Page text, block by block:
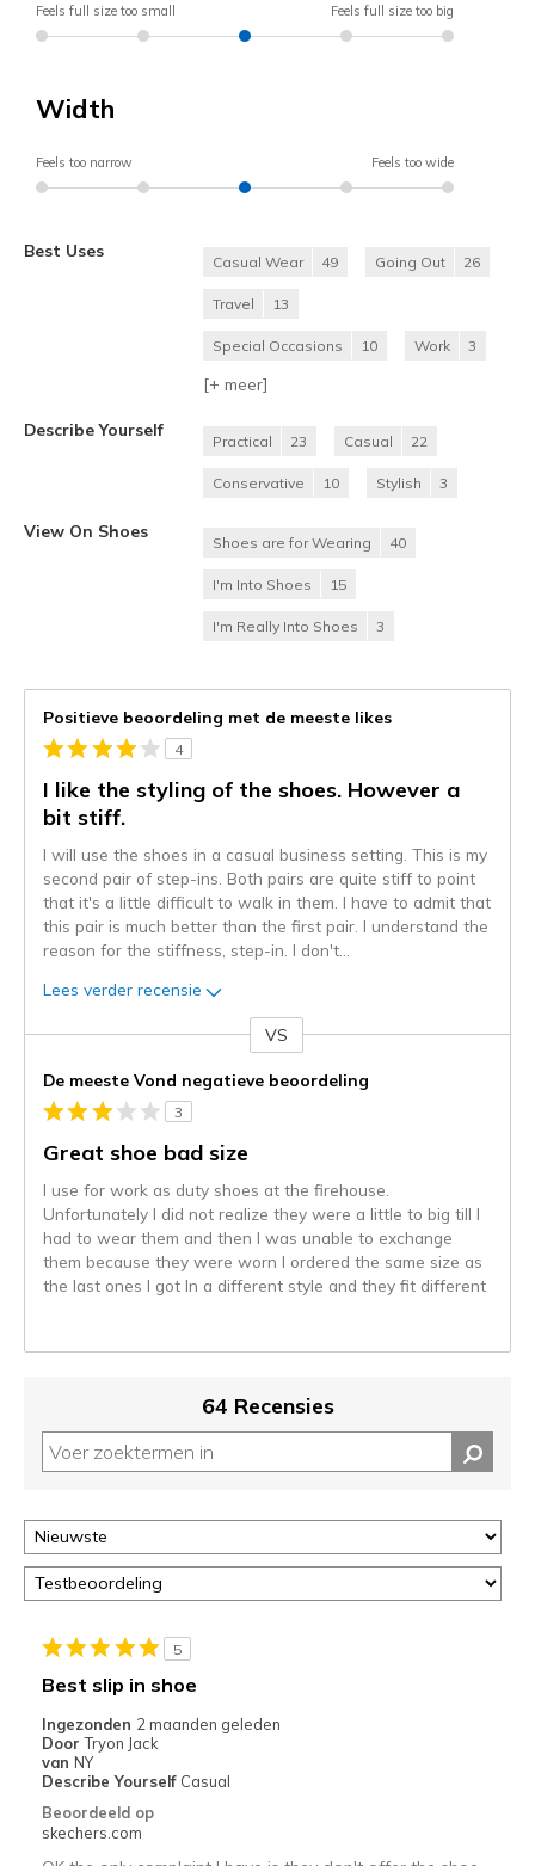
Feels full size too small Feels full size too big
Width
Feels too narrow Feels too wide
Best Uses
Casual Wear 49 Going Out 26
Travel 13
Special Occasions 10 Work 3
[+ meer]
Describe Yourself
Practical 23 Casual 22
Conservative 10 Stylish 3
View On Shoes
Shoes are for Wearing 40
I'm Into Shoes 15
I'm Really Into Shoes 3
Positieve beoordeling met de meeste likes
4
I like the styling of the shoes. However a
bit stiff.
I will use the shoes in a casual business setting. This is my
second pair of step-ins. Both pairs are quite stiff to point
that it's a little difficult to walk in them. I have to admit that
this pair is much better than the first pair. I understand the
reason for the stiffness, step-in. I don't
Lees verder recensie
content
wordt
momenteel
gemigreerd
de
niejee
page_id.
kunt
status
controleren
op
page
of
door
<a
de
page
met
de
migratiegeschiedenis
van
page_id
VS
De meeste Vond negatieve beoordeling
3
Great shoe bad size
I use for work as duty shoes at the firehouse.
Unfortunately I did not realize they were a little to big till I
had to wear them and then I was unable to exchange
them because they were worn I ordered the same size as
the last ones I got In a different style and they fit different
64 Recensies
5
Best slip in shoe
Ingezonden 2 maanden geleden
Door Tryon Jack
van NY
Describe Yourself Casual
Beoordeeld op
skechers.com